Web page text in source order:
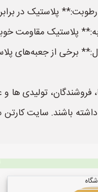
رطوبت:** پلاستیک در
پلاستیک مقاومت
برخی از جعبه‌های
تولیدی ها و